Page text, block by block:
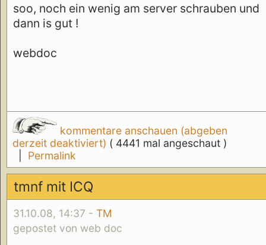
soo, noch ein wenig am server schrauben und
dann is gut !
webdoc
kommentare anschauen (abgeben
derzeit deaktiviert) ( 4441 mal angeschaut )
Permalink
tmnf mit ICQ
31.10.08, 14:37 - TM
gepostet von web doc